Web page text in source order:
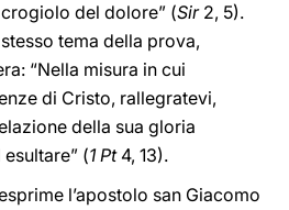
del dolore” (Sir2, 5).
tema della prova,
“Nella misura in cui
di Cristo, rallegratevi,
della sua gloria
(1 Pt4, 13).
l’apostolo san Giacomo